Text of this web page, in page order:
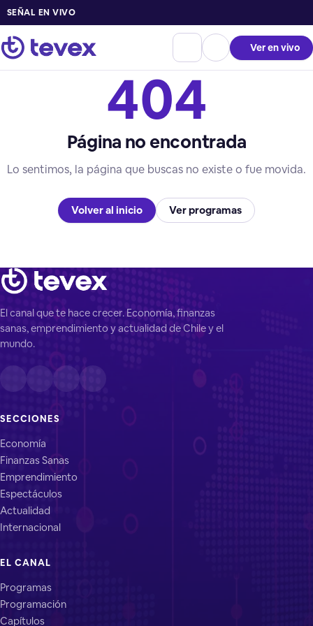
SEÑAL EN VIVO
Ver en vivo
404
Página no encontrada
Lo sentimos, la página que buscas no existe o fue movida.
Volver al inicio Ver programas
El canal que te hace crecer. Economía, finanzas
sanas, emprendimiento y actualidad de Chile y el
mundo.
SECCIONES
Economía
Finanzas Sanas
Emprendimiento
Espectáculos
Actualidad
Internacional
EL CANAL
Programas
Programación
Capítulos